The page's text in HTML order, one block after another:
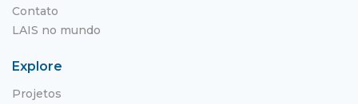
Contato
LAIS no mundo
Explore
Projetos